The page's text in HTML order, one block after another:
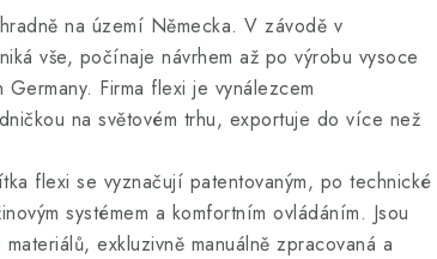
na území Německa. V závodě v
vše, počínaje návrhem až po výrobu vysoce
Firma flexi je vynálezcem
na světovém trhu, exportuje do více než
flexi se vyznačují patentovaným, po technické
systémem a komfortním ovládáním. Jsou
exkluzivně manuálně zpracovaná a